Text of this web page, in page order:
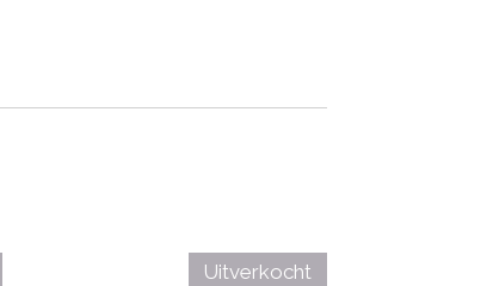
Uitverkocht